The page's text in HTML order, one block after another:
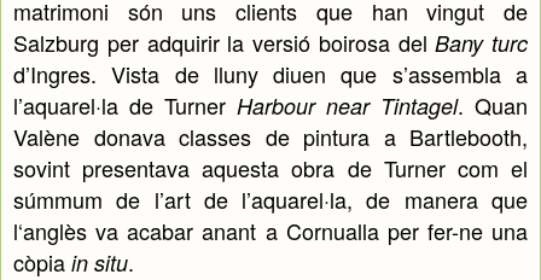
matrimoni són uns clients que han vingut de
Salzburg per adquirir la versió boirosa delBany turc
d’Ingres. Vista de lluny diuen que s’assembla a
l’aquarel·la de Turner Harbour near Tintagel. Quan
Valène donava classes de pintura a Bartlebooth,
sovint presentava aquesta obra de Turner com el
súmmum de l’art de l’aquarel·la, de manera que
l‘anglès va acabar anant a Cornualla per fer-ne una
còpia in situ.